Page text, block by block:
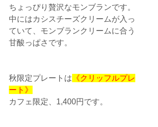
ちょっぴり贅沢なモンブランです。
中にはカシスチーズクリームが入っ
ていて、モンブランクリームに合う
甘酸っぱさです。
秋限定プレートは 《クリッフルプレ
ート》
カフェ限定、1,400円です。